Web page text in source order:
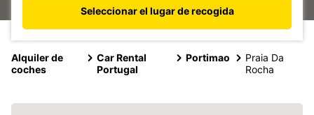
Seleccionar el lugar de recogida
Alquiler de
coches
Car Rental
Portugal
Portimao
Praia Da
Rocha